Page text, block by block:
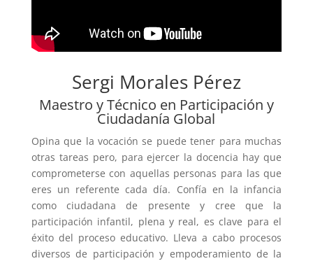
Sergi Morales Pérez
Maestro y Técnico en Participación y
Ciudadanía Global
Opina que la vocación se puede tener para muchas
otras tareas pero, para ejercer la docencia hay que
comprometerse con aquellas personas para las que
eres un referente cada día. Confía en la infancia
como ciudadana de presente y cree que la
participación infantil, plena y real, es clave para el
éxito del proceso educativo. Lleva a cabo procesos
diversos de participación y empoderamiento de la